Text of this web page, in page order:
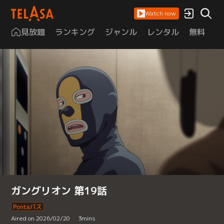
Watch now
見放題 ランキング ジャンル レンタル 無料
ガングリオン 第19話
Aired on 2026/02/20 3mins